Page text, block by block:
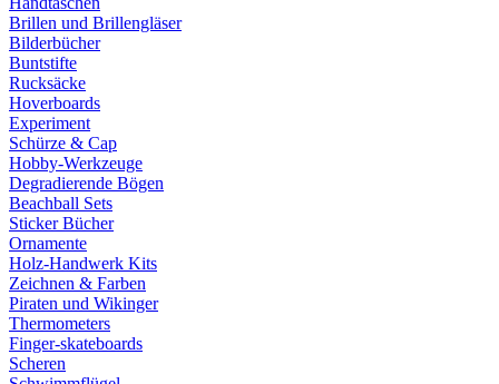
Brillen und Brillengläser
Bilderbücher
Buntstifte
Rucksäcke
Hoverboards
Experiment
Schürze & Cap
Hobby-Werkzeuge
Degradierende Bögen
Beachball Sets
Sticker Bücher
Ornamente
Holz-Handwerk Kits
Zeichnen & Farben
Piraten und Wikinger
Thermometers
Finger-skateboards
Scheren